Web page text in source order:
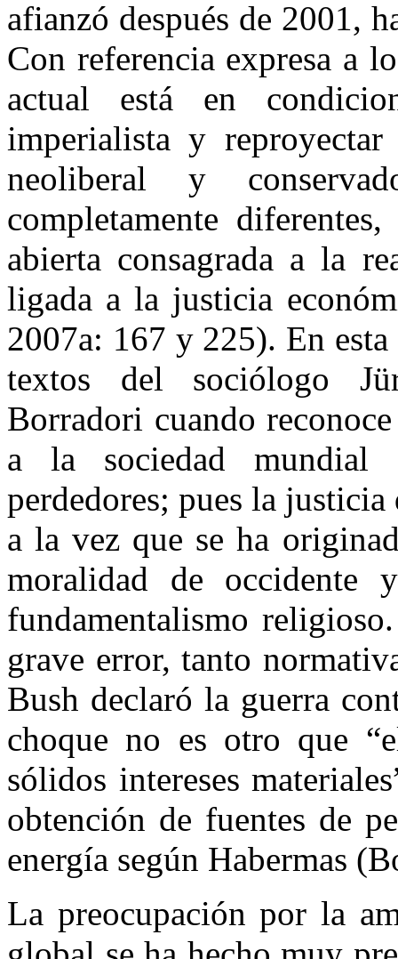
afianzó después de 2001,
Con referencia expresa a
actual está en
imperialista y
neoliberal y
completamente
abierta consagrada a la
ligada a la justicia
2007a: 167 y 225). En
textos del sociólogo
Borradori cuando
a la sociedad mundial
perdedores; pues la
a la vez que se ha
moralidad de occidente
fundamentalismo
grave error, tanto
Bush declaró la guerra
choque no es otro que
sólidos intereses
obtención de fuentes de
energía según Habermas
La preocupación por la